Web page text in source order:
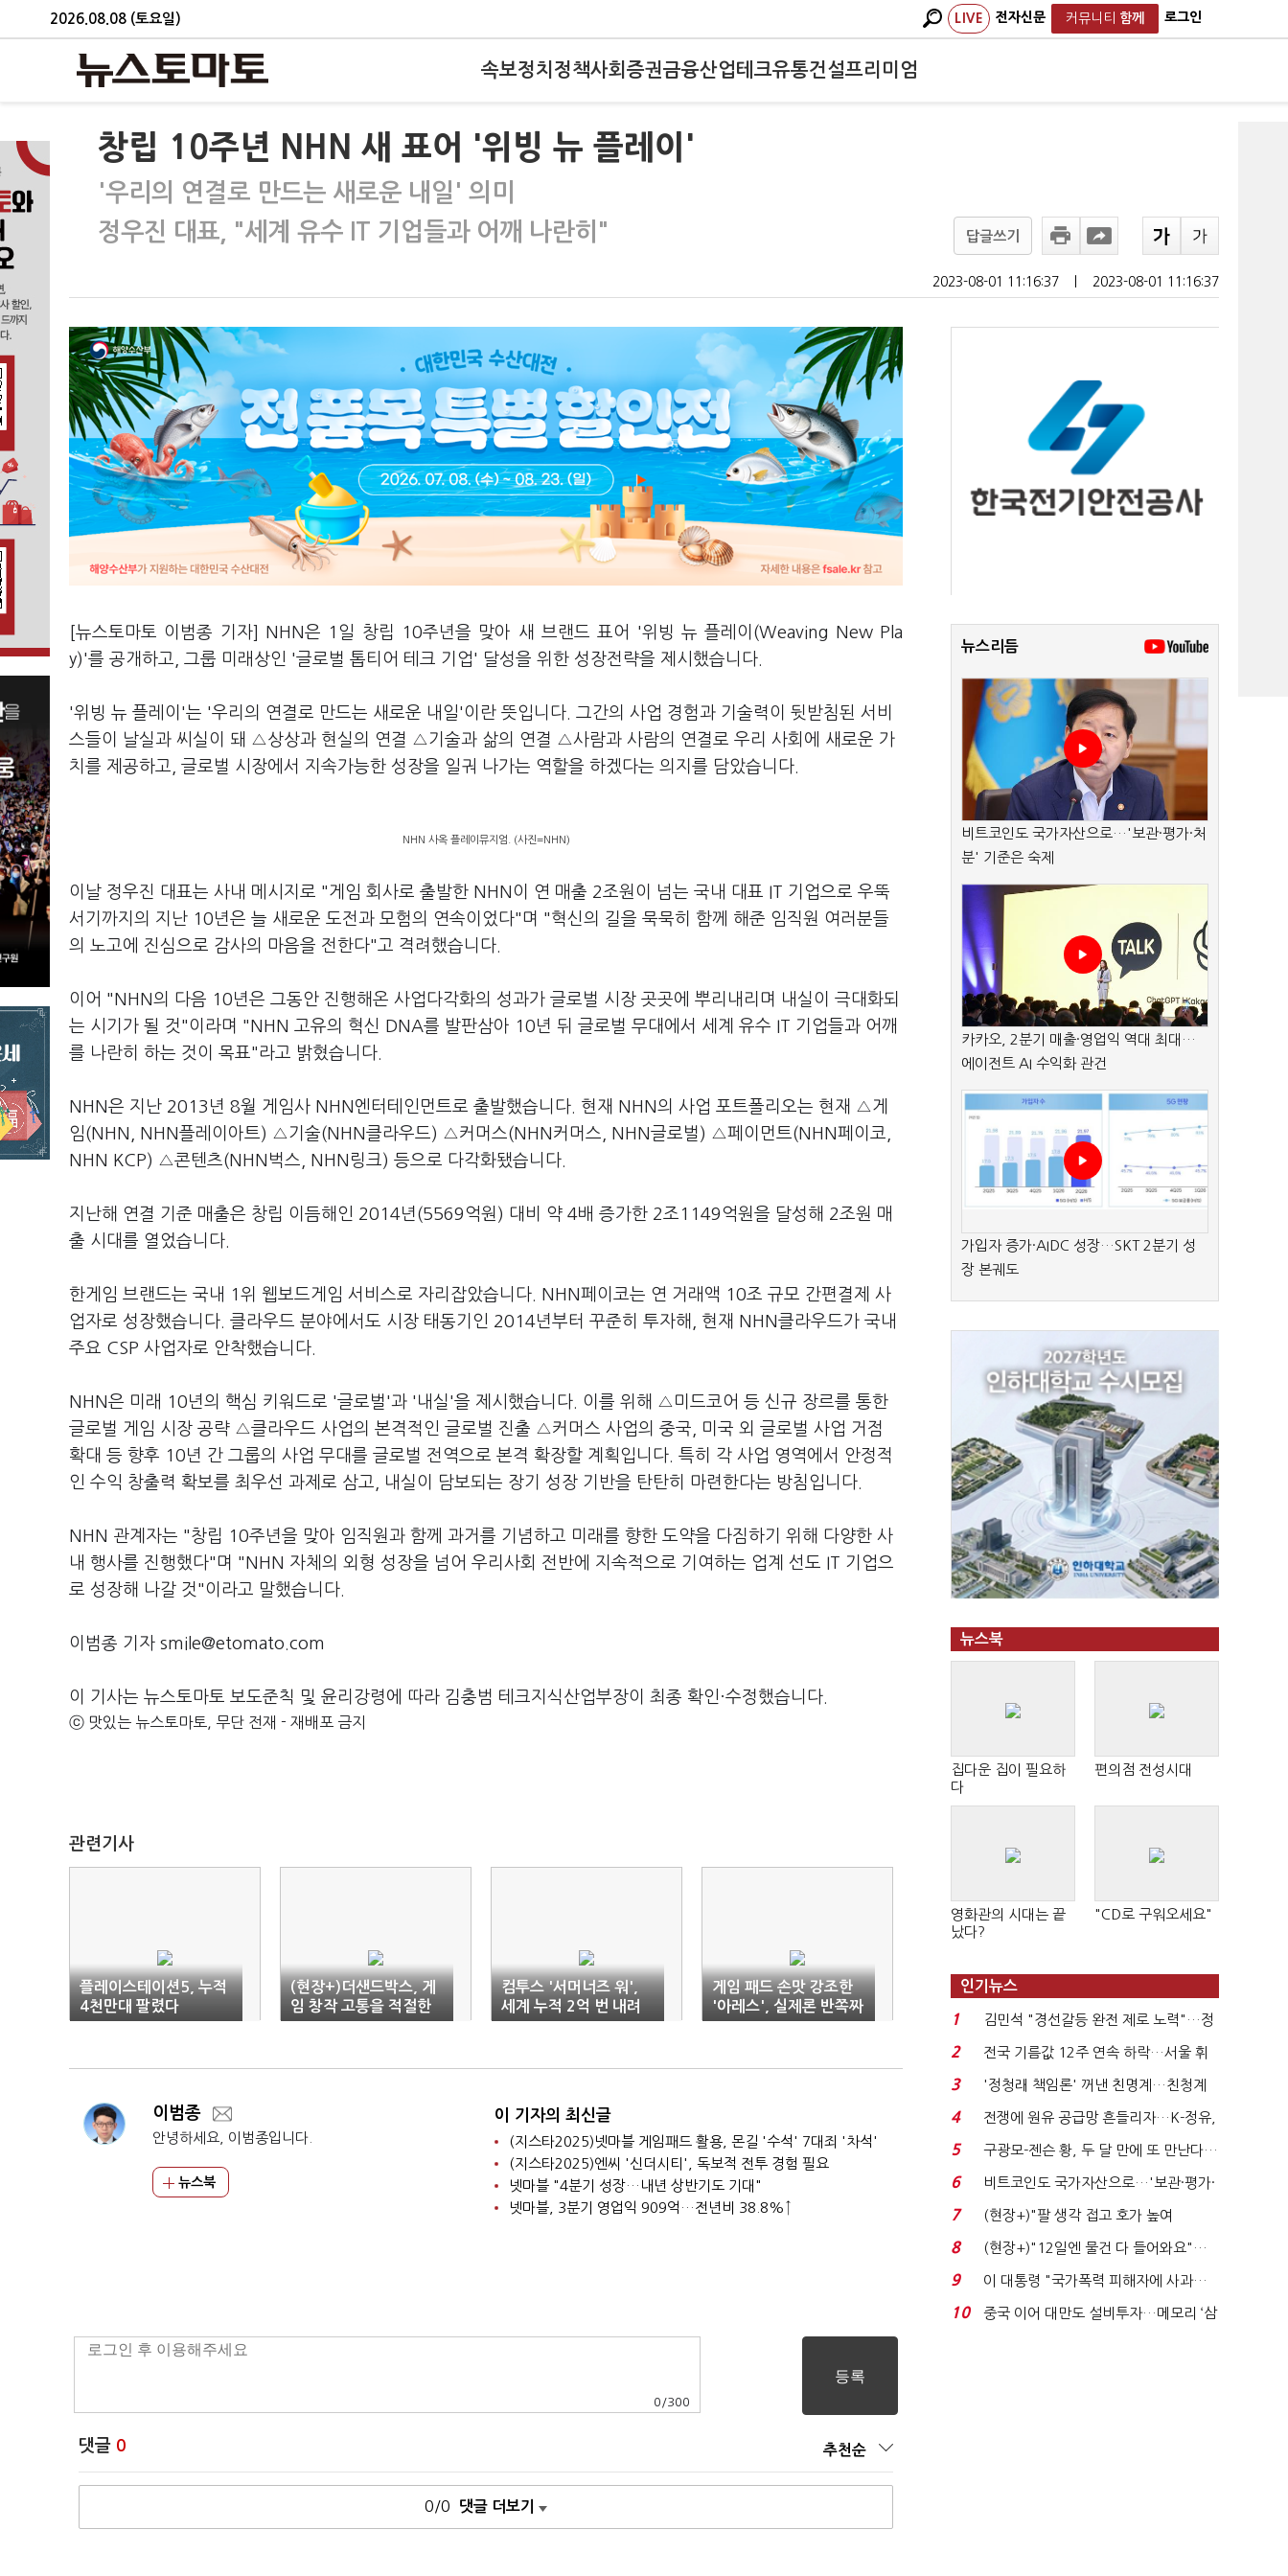
2026.08.08 (토요일) LIVE 전자신문 커뮤니티 함께 로그인
속보정치 정책사회 증권금융산업테크유통건설프리미엄
창립 10주년 NHN 새 표어 '위빙 뉴 플레이'
'우리의 연결로 만드는 새로운 내일' 의미
정우진 대표, "세계 유수 IT 기업들과 어깨 나란히"
답글쓰기
2023-08-01 11:16:37 2023-08-01 11:16:37
[뉴스토마토 이범종 기자] NHN은 1일 창립 10주년을 맞아 새 브랜드 표어 '위빙 뉴 플레이(Weaving New Pla
y)'를 공개하고, 그룹 미래상인 '글로벌 톱티어 테크 기업' 달성을 위한 성장전략을 제시했습니다.
'위빙 뉴 플레이'는 '우리의 연결로 만드는 새로운 내일'이란 뜻입니다. 그간의 사업 경험과 기술력이 뒷받침된 서비
스들이 날실과 씨실이 돼 △상상과 현실의 연결 △기술과 삶의 연결 △사람과 사람의 연결로 우리 사회에 새로운 가
치를 제공하고, 글로벌 시장에서 지속가능한 성장을 일궈 나가는 역할을 하겠다는 의지를 담았습니다.
NHN 사옥 플레이뮤지엄. (사진=NHN)
이날 정우진 대표는 사내 메시지로 "게임 회사로 출발한 NHN이 연 매출 2조원이 넘는 국내 대표 IT 기업으로 우뚝
서기까지의 지난 10년은 늘 새로운 도전과 모험의 연속이었다"며 "혁신의 길을 묵묵히 함께 해준 임직원 여러분들
의 노고에 진심으로 감사의 마음을 전한다"고 격려했습니다.
이어 "NHN의 다음 10년은 그동안 진행해온 사업다각화의 성과가 글로벌 시장 곳곳에 뿌리내리며 내실이 극대화되
는 시기가 될 것"이라며 "NHN 고유의 혁신 DNA를 발판삼아 10년 뒤 글로벌 무대에서 세계 유수 IT 기업들과 어깨
를 나란히 하는 것이 목표"라고 밝혔습니다.
NHN은 지난 2013년 8월 게임사 NHN엔터테인먼트로 출발했습니다. 현재 NHN의 사업 포트폴리오는 현재 △게
임(NHN, NHN플레이아트) △기술(NHN클라우드) △커머스(NHN커머스, NHN글로벌) △페이먼트(NHN페이코,
NHN KCP) △콘텐츠(NHN벅스, NHN링크) 등으로 다각화됐습니다.
지난해 연결 기준 매출은 창립 이듬해인 2014년(5569억원) 대비 약 4배 증가한 2조1149억원을 달성해 2조원 매
출 시대를 열었습니다.
한게임 브랜드는 국내 1위 웹보드게임 서비스로 자리잡았습니다. NHN페이코는 연 거래액 10조 규모 간편결제 사
업자로 성장했습니다. 클라우드 분야에서도 시장 태동기인 2014년부터 꾸준히 투자해, 현재 NHN클라우드가 국내
주요 CSP 사업자로 안착했습니다.
NHN은 미래 10년의 핵심 키워드로 '글로벌'과 '내실'을 제시했습니다. 이를 위해 △미드코어 등 신규 장르를 통한
글로벌 게임 시장 공략 △클라우드 사업의 본격적인 글로벌 진출 △커머스 사업의 중국, 미국 외 글로벌 사업 거점
확대 등 향후 10년 간 그룹의 사업 무대를 글로벌 전역으로 본격 확장할 계획입니다. 특히 각 사업 영역에서 안정적
인 수익 창출력 확보를 최우선 과제로 삼고, 내실이 담보되는 장기 성장 기반을 탄탄히 마련한다는 방침입니다.
NHN 관계자는 "창립 10주년을 맞아 임직원과 함께 과거를 기념하고 미래를 향한 도약을 다짐하기 위해 다양한 사
내 행사를 진행했다"며 "NHN 자체의 외형 성장을 넘어 우리사회 전반에 지속적으로 기여하는 업계 선도 IT 기업으
로 성장해 나갈 것"이라고 말했습니다.
이범종 기자 smile@etomato.com
이 기사는 뉴스토마토 보도준칙 및 윤리강령에 따라 김충범 테크지식산업부장이 최종 확인·수정했습니다.
ⓒ 맛있는 뉴스토마토, 무단 전재 - 재배포 금지
관련기사
플레이스테이션5, 누적
4천만대 팔렸다
(현장+)더샌드박스, 게
임 창작 고통을 적절한
보상과 재미로
컴투스 '서머너즈 워',
세계 누적 2억 번 내려
받았다
게임 패드 손맛 강조한
'아레스', 실제론 반쪽짜
리
이범종
안녕하세요, 이범종입니다.
뉴스북
이 기자의 최신글
(지스타2025)넷마블 게임패드 활용, 몬길 '수석' 7대죄 '차석'
(지스타2025)엔씨 '신더시티', 독보적 전투 경험 필요
넷마블 "4분기 성장…내년 상반기도 기대"
넷마블, 3분기 영업익 909억…전년비 38.8%↑
0 /300
댓글 0 추천순
0/0 댓글 더보기
뉴스리듬
비트코인도 국가자산으로…'보관·평가·처
분' 기준은 숙제
카카오, 2분기 매출·영업익 역대 최대…
에이전트 AI 수익화 관건
가입자 증가·AIDC 성장…SKT 2분기 성
장 본궤도
뉴스북
집다운 집이 필요하
다
편의점 전성시대
영화관의 시대는 끝
났다?
"CD로 구워오세요"
인기뉴스
1
김민석 "경선갈등 완전 제로 노력"…정
청래 "반명 공세 사...
2
전국 기름값 12주 연속 하락…서울 휘
발윳값 1909원...
3
'정청래 책임론' 꺼낸 친명계…친청계
는 추가투표 때리기...
4
전쟁에 원유 공급망 흔들리자…K-정유,
에너지안보 핵심...
5
구광모-젠슨 황, 두 달 만에 또 만난다…
로봇·AI 등 논...
6
비트코인도 국가자산으로…'보관·평가·
처분' 기준은 ...
7
(현장+)"팔 생각 접고 호가 높여
요"…'덜 똘똘한 한 채' 20...
8
(현장+)"12일엔 물건 다 들어와요"…
빈 매대 채우며 문 연 ...
9
이 대통령 "국가폭력 피해자에 사과…
적극적 조사로 진...
10
중국 이어 대만도 설비투자…메모리 ‘삼